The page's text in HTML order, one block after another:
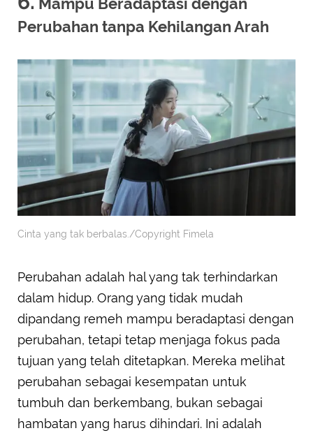
Mampu Beradaptasi dengan
Perubahan tanpa Kehilangan Arah
Cinta yang tak berbalas./Copyright Fimela
Perubahan adalah hal yang tak terhindarkan
dalam hidup. Orang yang tidak mudah
dipandang remeh mampu beradaptasi dengan
perubahan, tetapi tetap menjaga fokus pada
tujuan yang telah ditetapkan. Mereka melihat
perubahan sebagai kesempatan untuk
tumbuh dan berkembang, bukan sebagai
hambatan yang harus dihindari. Ini adalah